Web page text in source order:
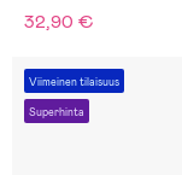
32,90 €
Viimeinen tilaisuus
Superhinta